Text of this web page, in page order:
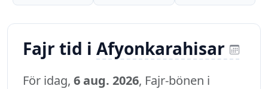
Fajr tid i Afyonkarahisar
För idag, 6 aug. 2026, Fajr-bönen i